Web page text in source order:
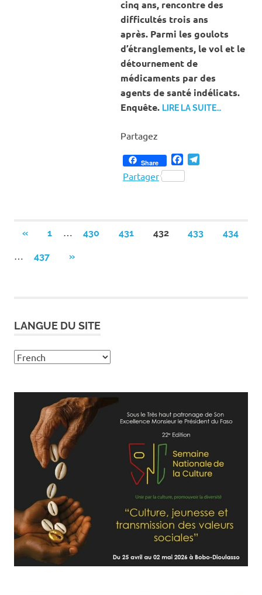
cinq ans, rencontre des
difficultés trois ans
après. Parmi les goulots
d’étranglements, le vol et le
détournement de
médicaments par des
agents de santé indélicats.
Enquête. LIRE LA SUITE…
Partagez
Share Facebook
Partager
Pagination
des
«PREVIOUS
1 … 430 431 432 433 434
… 437
NEXT
»
LANGUE DU SITE